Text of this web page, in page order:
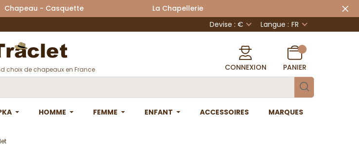
Chapeau - Casquette La Chapellerie
Devise : € Langue : FR
choix de chapeaux en France CONNEXION PANIER
HOMME FEMME ENFANT ACCESSOIRES MARQUES